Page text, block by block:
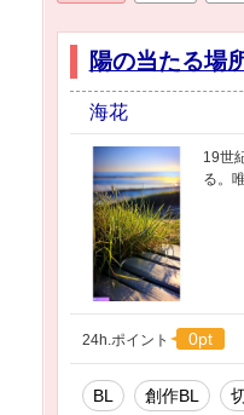
陽の当たる場
海花
19世
る。
24h.ポイント 0pt
BL 創作BL